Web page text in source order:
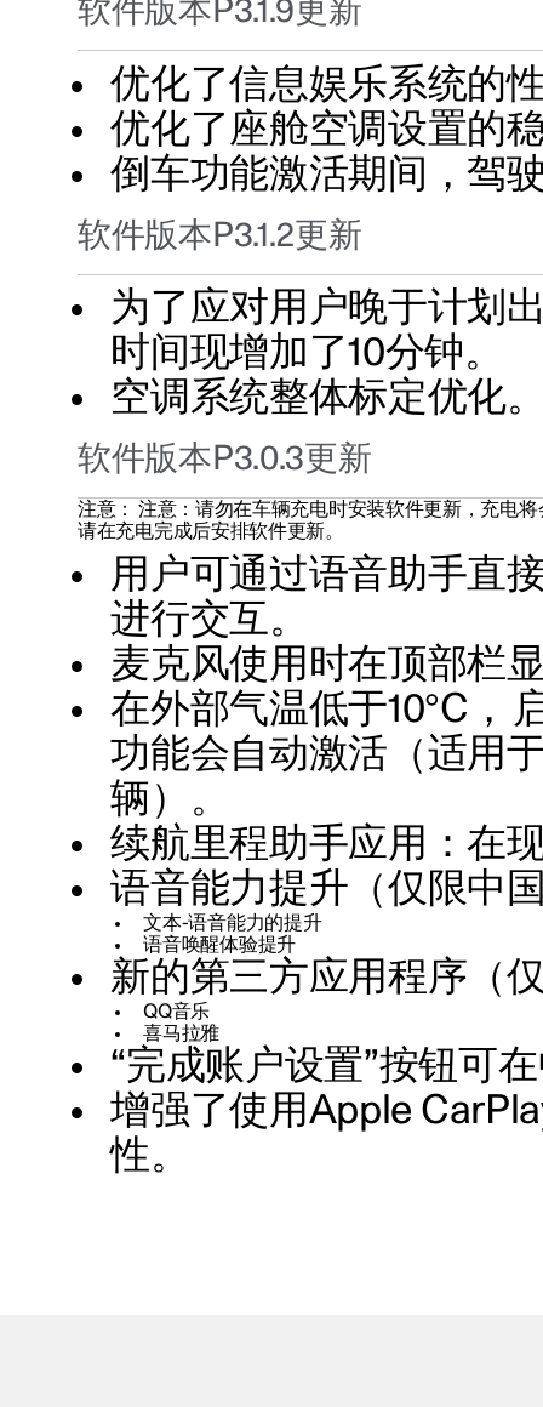
软件版本P3.1.9更新
优化了信息娱乐系统的
优化了座舱空调设置的
倒车功能激活期间，驾
软件版本P3.1.2更新
为了应对用户晚于计划
时间现增加了10分钟。
空调系统整体标定优化
软件版本P3.0.3更新
注意：
注意：请勿在车辆充电时安装软件更新，充电将
请在充电完成后安排软件更新。
用户可通过语音助手直
进行交互。
麦克风使用时在顶部栏
在外部气温低于10°C，
功能会自动激活（适用
辆）。
续航里程助手应用：在
语音能力提升（仅限中
文本-语音能力的提升
语音唤醒体验提升
新的第三方应用程序（
QQ音乐
喜马拉雅
“完成账户设置”按钮可
增强了使用Apple
性。